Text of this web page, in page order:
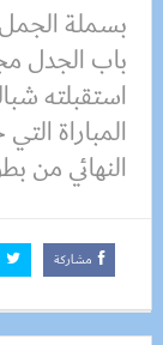
بسملة
باب الجدل
استقبلته
المباراة
النهائي من
مشاركة